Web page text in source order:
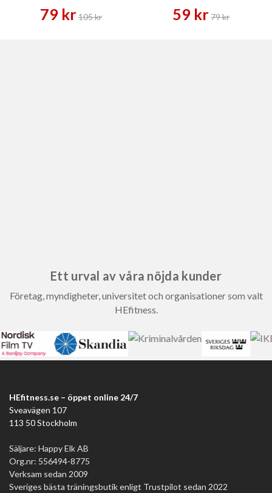
79 kr105 kr 59 kr79 kr
Ett urval av våra nöjda kunder
Företag, myndigheter, universitet och organisationer som valt
HEfitness.
HEfitness.se – öppet online 24/7
Sveavägen 107
113 50 Stockholm
Säljare: Happy Elk AB
Org.nr: 556494-8775
Verksam sedan 2009
Sveriges bästa träningsbutik enligt Trustpilot sedan 2022